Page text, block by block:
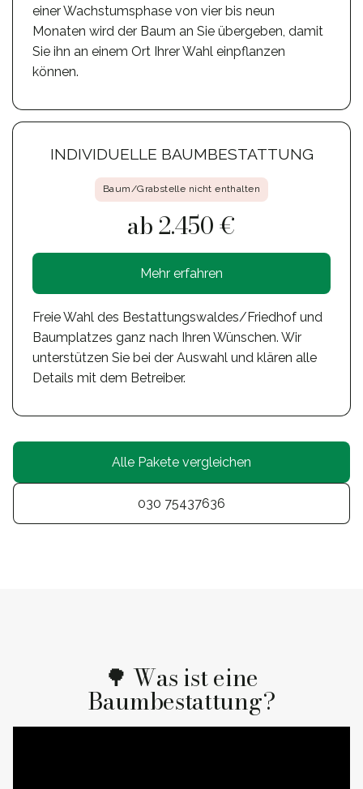
einer Wachstumsphase von vier bis neun
Monaten wird der Baum an Sie übergeben, damit
Sie ihn an einem Ort Ihrer Wahl einpflanzen
können.
INDIVIDUELLE BAUMBESTATTUNG
Baum/Grabstelle nicht enthalten
ab 2.450 €
Mehr erfahren
Freie Wahl des Bestattungswaldes/Friedhof und
Baumplatzes ganz nach Ihren Wünschen. Wir
unterstützen Sie bei der Auswahl und klären alle
Details mit dem Betreiber.
Alle Pakete vergleichen
030 75437636
🌳 Was ist eine
Baumbestattung?